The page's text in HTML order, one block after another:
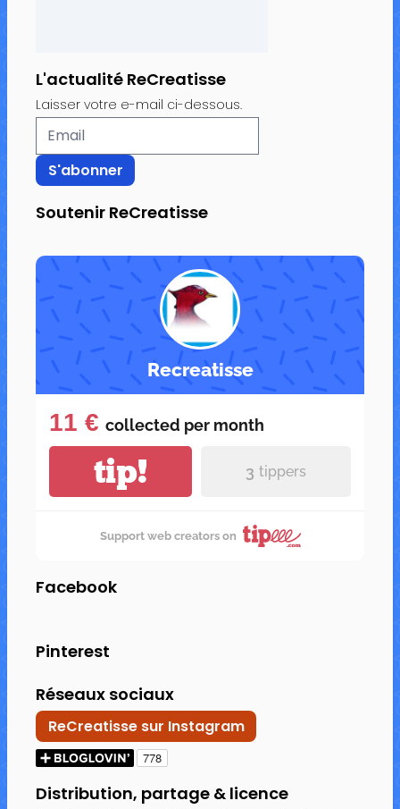
L'actualité ReCreatisse
Laisser votre e-mail ci-dessous.
Soutenir ReCreatisse
Recreatisse
11 € collected per month
tip! 3 tippers
Support web creators on
Facebook
Pinterest
Réseaux sociaux
ReCreatisse sur Instagram
Distribution, partage & licence